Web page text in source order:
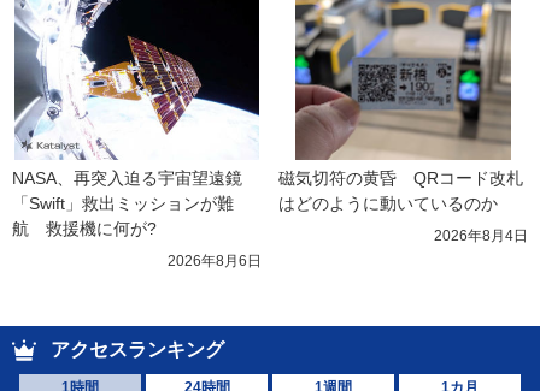
NASA、再突入迫る宇宙望遠鏡
「Swift」救出ミッションが難
航　救援機に何が?
2026年8月6日
磁気切符の黄昏　QRコード改札
はどのように動いているのか
2026年8月4日
アクセスランキング